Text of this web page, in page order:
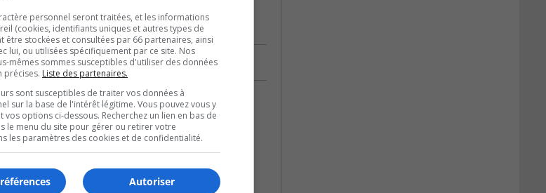
personnel seront traitées, et les informations
(cookies, identifiants uniques et autres types de
être stockées et consultées par 66 partenaires, ainsi
lui, ou utilisées spécifiquement par ce site. Nos
mêmes sommes susceptibles d'utiliser des données
précises. Liste des partenaires.
sont susceptibles de traiter vos données à
sur la base de l'intérêt légitime. Vous pouvez vous y
vos options ci-dessous. Recherchez un lien en bas de
le menu du site pour gérer ou retirer votre
les paramètres des cookies et de confidentialité.
Autoriser